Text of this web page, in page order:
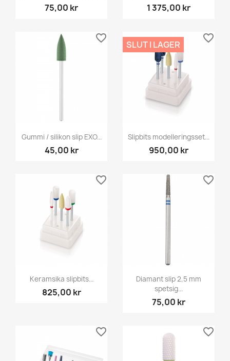
75,00 kr 1 375,00 kr
Gummi / silikon slip EXO...
45,00 kr
favorite_border
Slipbits modelleringsset...
950,00 kr
SLUT I LAGER
favorite_border
Keramsika slipbits...
825,00 kr
favorite_border
Diamant slip 2,5 mm
spetsig...
75,00 kr
favorite_border
favorite_border favorite_border